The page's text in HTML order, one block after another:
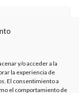
y/o acceder a la
la experiencia de
El consentimiento a
el comportamiento de